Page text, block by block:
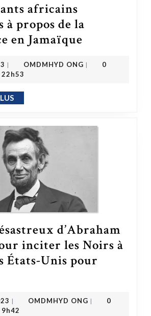
africains
à propos de la
en Jamaïque
1 mars 2023
| OMDMHYD ONG |
0
22h53
EN SAVOIR PLUS
d’Abraham
inciter les Noirs à
États-Unis pour
15 mars 2023
| OMDMHYD ONG |
0
9h42